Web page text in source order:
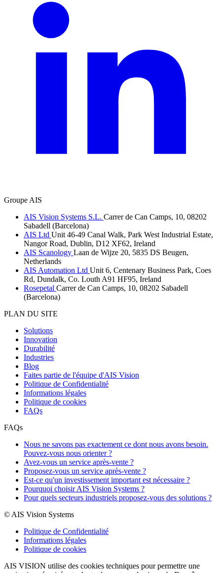
Groupe AIS
AIS Vision Systems S.L. Carrer de Can Camps, 10, 08202
Sabadell (Barcelona)
AIS Ltd Unit 46-49 Canal Walk, Park West Industrial Estate,
Nangor Road, Dublin, D12 XF62, Ireland
AIS Scanology Laan de Wijze 20, 5835 DS Beugen,
Netherlands
AIS Automation Ltd Unit 6, Centenary Business Park, Coes
Rd, Dundalk, Co. Louth A91 HF95, Ireland
Rosepetal Carrer de Can Camps, 10, 08202 Sabadell
(Barcelona)
PLAN DU SITE
Solutions
Innovation
Durabilité
Industries
Blog
Faites partie de l'équipe d'AIS Vision
Politique de Confidentialité
Informations légales
Politique de cookies
FAQs
FAQs
Nous ne savons pas exactement ce dont nous avons besoin.
Pouvez-vous nous orienter ?
Avez-vous un service après-vente ?
Proposez-vous un service après-vente ?
Est-ce qu'un investissement important est nécessaire ?
Pourquoi choisir AIS Vision Systems ?
Pour quels secteurs industriels proposez-vous des solutions ?
© AIS Vision Systems
Politique de Confidentialité
Informations légales
Politique de cookies
AIS VISION utilise des cookies techniques pour permettre une